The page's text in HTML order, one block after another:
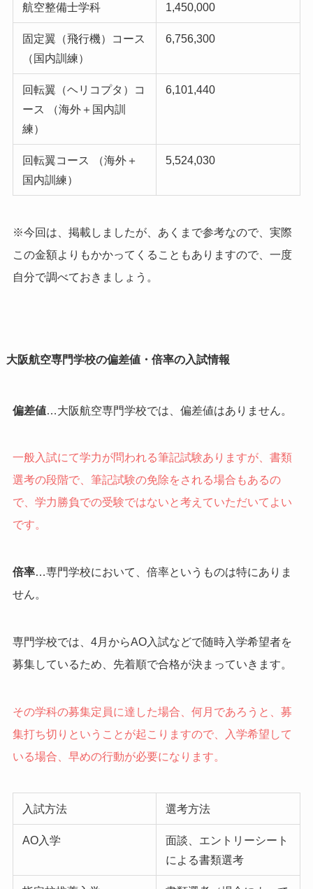
航空整備士学科 1,450,000
固定翼（飛行機）コース
（国内訓練）
6,756,300
回転翼（ヘリコプタ）コ
ース （海外＋国内訓
練）
6,101,440
回転翼コース
（海外＋
国内訓練）
5,524,030
※今回は、掲載しましたが、あくまで参考なので、実際
この金額よりもかかってくることもありますので、一度
自分で調べておきましょう。
大阪航空専門学校の偏差値・倍率の入試情報
偏差値…大阪航空専門学校では、偏差値はありません。
一般入試にて学力が問われる筆記試験ありますが、書類
選考の段階で、筆記試験の免除をされる場合もあるの
で、学力勝負での受験ではないと考えていただいてよい
です。
倍率…専門学校において、倍率というものは特にありま
せん。
専門学校では、4月からAO入試などで随時入学希望者を
募集しているため、先着順で合格が決まっていきます。
その学科の募集定員に達した場合、何月であろうと、募
集打ち切りということが起こりますので、入学希望して
いる場合、早めの行動が必要になります。
入試方法 選考方法
AO入学
面談、エントリーシート
による書類選考